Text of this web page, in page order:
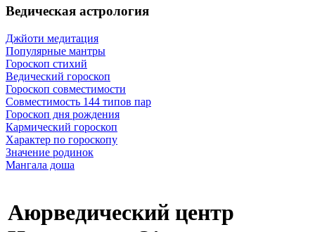
Ведическая астрология
Джйоти медитация
Популярные мантры
Гороскоп стихий
Ведический гороскоп
Гороскоп совместимости
Совместимость 144 типов пар
Гороскоп дня рождения
Кармический гороскоп
Характер по гороскопу
Значение родинок
Мангала доша
Аюрведический центр